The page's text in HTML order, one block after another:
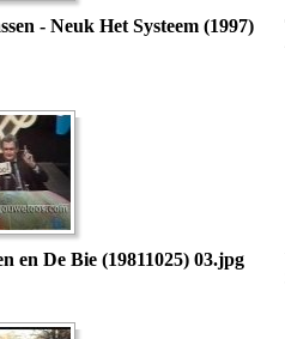
- Neuk Het Systeem (1997)
en De Bie (19811025) 03.jpg